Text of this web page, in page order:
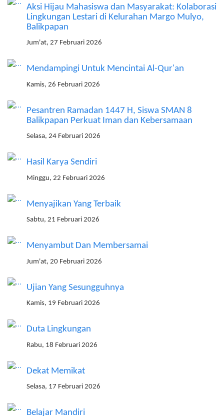
Aksi Hijau Mahasiswa dan Masyarakat: Kolaborasi
Lingkungan Lestari di Kelurahan Margo Mulyo,
Balikpapan
Jum'at, 27 Februari 2026
Mendampingi Untuk Mencintai Al-Qur'an
Kamis, 26 Februari 2026
Pesantren Ramadan 1447 H, Siswa SMAN 8
Balikpapan Perkuat Iman dan Kebersamaan
Selasa, 24 Februari 2026
Hasil Karya Sendiri
Minggu, 22 Februari 2026
Menyajikan Yang Terbaik
Sabtu, 21 Februari 2026
Menyambut Dan Membersamai
Jum'at, 20 Februari 2026
Ujian Yang Sesungguhnya
Kamis, 19 Februari 2026
Duta Lingkungan
Rabu, 18 Februari 2026
Dekat Memikat
Selasa, 17 Februari 2026
Belajar Mandiri